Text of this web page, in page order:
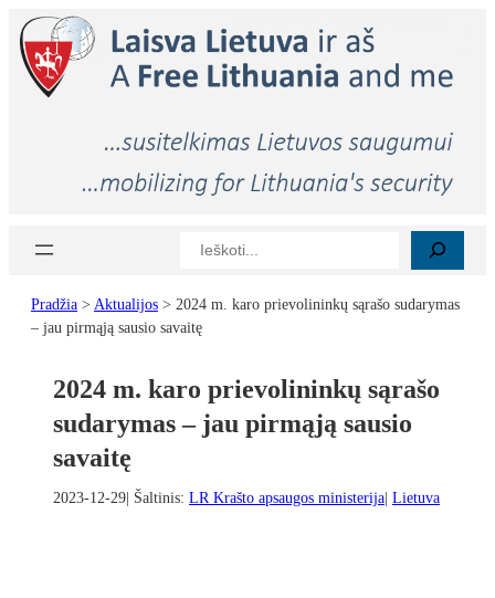
Eiti
prie
turinio
Paieška
Pradžia > Aktualijos > 2024 m. karo prievolininkų sąrašo sudarymas
– jau pirmąją sausio savaitę
2024 m. karo prievolininkų sąrašo
sudarymas – jau pirmąją sausio
savaitę
2023-12-29| Šaltinis: LR Krašto apsaugos ministerija| Lietuva